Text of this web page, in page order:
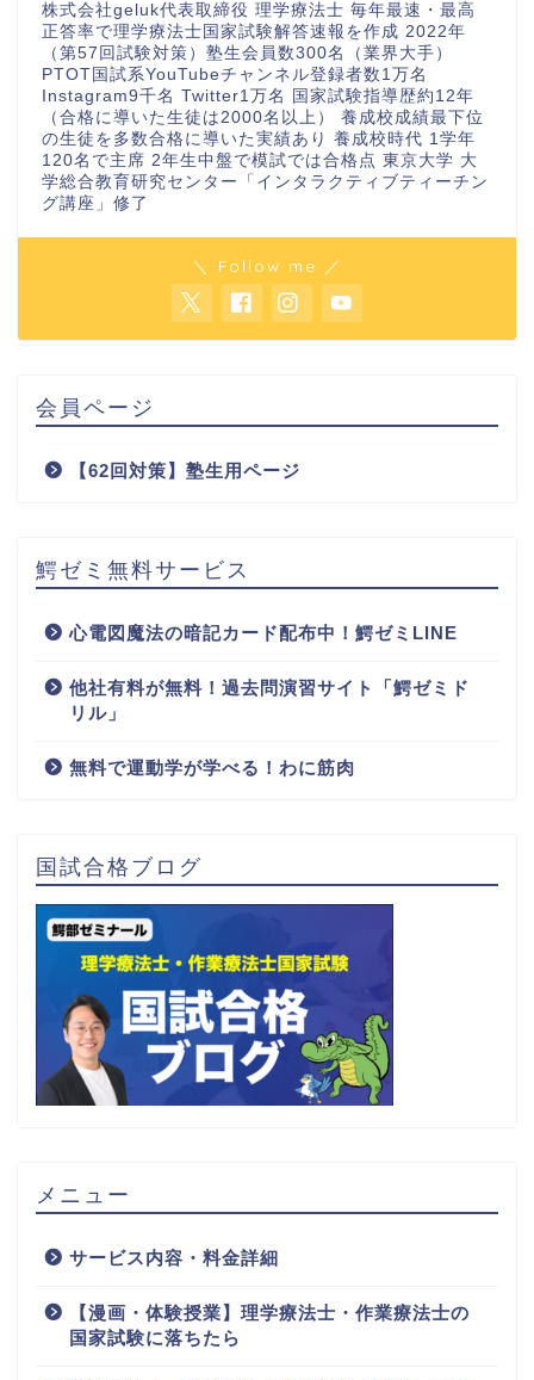
株式会社geluk代表取締役 理学療法士 毎年最速・最高
正答率で理学療法士国家試験解答速報を作成 2022年
（第57回試験対策）塾生会員数300名（業界大手）
PTOT国試系YouTubeチャンネル登録者数1万名
Instagram9千名 Twitter1万名 国家試験指導歴約12年
（合格に導いた生徒は2000名以上） 養成校成績最下位
の生徒を多数合格に導いた実績あり 養成校時代 1学年
120名で主席 2年生中盤で模試では合格点 東京大学 大
学総合教育研究センター「インタラクティブティーチン
グ講座」修了
＼ Follow me ／
会員ページ
【62回対策】塾生用ページ
鰐ゼミ無料サービス
心電図魔法の暗記カード配布中！鰐ゼミLINE
他社有料が無料！過去問演習サイト「鰐ゼミド
リル」
無料で運動学が学べる！わに筋肉
国試合格ブログ
メニュー
サービス内容・料金詳細
【漫画・体験授業】理学療法士・作業療法士の
国家試験に落ちたら